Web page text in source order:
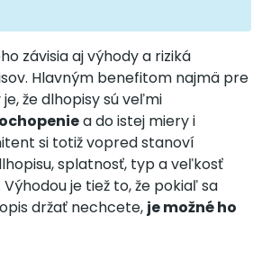
závisia aj výhody a riziká
Hlavným benefitom najmä pre
že dlhopisy sú veľmi
a do istej miery i
si totiž vopred stanoví
splatnosť, typ a veľkosť
je tiež to, že pokiaľ sa
držať nechcete, je možné ho